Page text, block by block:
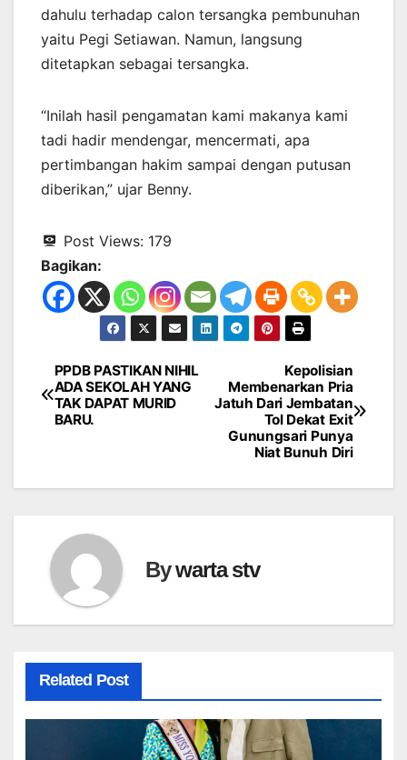
dahulu terhadap calon tersangka pembunuhan
yaitu Pegi Setiawan. Namun, langsung
ditetapkan sebagai tersangka.
“Inilah hasil pengamatan kami makanya kami
tadi hadir mendengar, mencermati, apa
pertimbangan hakim sampai dengan putusan
diberikan,” ujar Benny.
Post Views: 179
Bagikan:
Navigasi
pos
Kepolisian
Membenarkan Pria
Jatuh Dari Jembatan
Tol Dekat Exit
Gunungsari Punya
Niat Bunuh Diri
PPDB PASTIKAN NIHIL
ADA SEKOLAH YANG
TAK DAPAT MURID
BARU.
Bywarta stv
Related Post